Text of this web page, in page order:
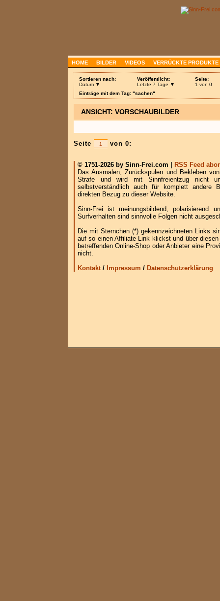
HOME BILDER VIDEOS VERRÜCKTE PRODUKTE
Sortieren nach:
Datum ▼
Veröffentlicht:
Letzte 7 Tage ▼
Seite:
1 von 0
Einträge mit dem Tag: "sachen"
ANSICHT: VORSCHAUBILDER
Seite von 0:
© 1751-2026 by Sinn-Frei.com |
RSS Feed
Das Ausmalen, Zurückspulen und Bekleben
Strafe und wird mit Sinnfreientzug nicht
selbstverständlich auch für komplett andere
direkten Bezug zu dieser Website.
Sinn-Frei ist meinungsbildend, polarisierend
Surfverhalten sind sinnvolle Folgen nicht
Die mit Sternchen (*) gekennzeichneten Links
auf so einen Affiliate-Link klickst und über
betreffenden Online-Shop oder Anbieter eine
nicht.
Kontakt/ Impressum / Datenschutzerklärung